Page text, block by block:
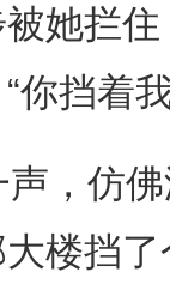
拦住
你挡着
仿佛
楼挡